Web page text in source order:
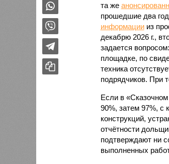
та же
прошедшие два
информациииз
декабрю 2026 г.,
задается
площадке, по
техника
подрядчиков. При
Если в «Сказочном
90%, затем 97%, с
конструкций,
отчётности
подтверждают ни
выполненных